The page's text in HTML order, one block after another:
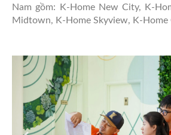
Nam gồm: K-Home New City, K-
Midtown, K-Home Skyview, K-Home